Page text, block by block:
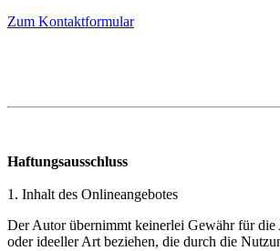
Zum Kontaktformular
Haftungsausschluss
1. Inhalt des Onlineangebotes
Der Autor übernimmt keinerlei Gewähr für die
oder ideeller Art beziehen, die durch die